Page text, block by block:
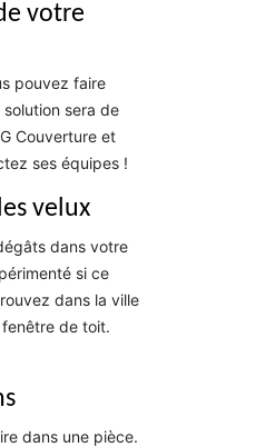
votre
pouvez faire
sera de
Couverture et
ses équipes !
velux
dans votre
si ce
dans la ville
de toit.
dans une pièce.